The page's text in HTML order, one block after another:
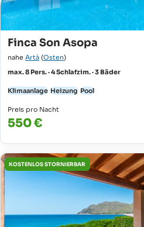
Finca Son Asopa
nahe Artà (Osten)
max. 8 Pers. · 4 Schlafzim. · 3 Bäder
Klimaanlage Heizung Pool
Preis pro Nacht
550 €
KOSTENLOS STORNIERBAR